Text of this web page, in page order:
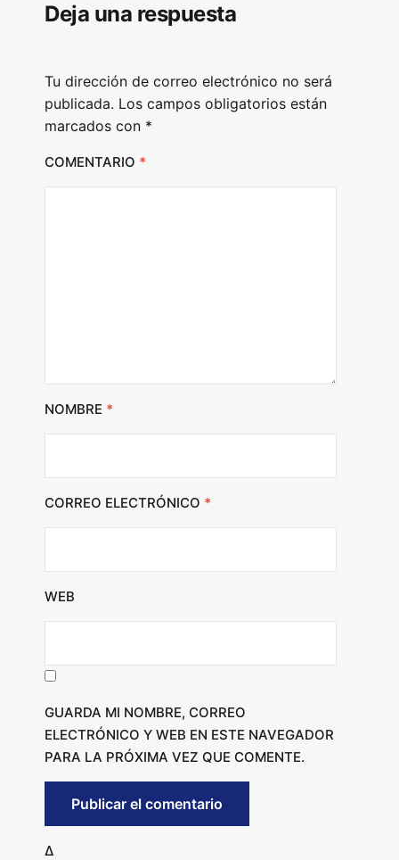
a
r
Deja una respuesta
Tu dirección de correo electrónico no será
publicada. Los campos obligatorios están
marcados con *
COMENTARIO *
NOMBRE *
CORREO ELECTRÓNICO *
WEB
GUARDA MI NOMBRE, CORREO
ELECTRÓNICO Y WEB EN ESTE NAVEGADOR
PARA LA PRÓXIMA VEZ QUE COMENTE.
Δ